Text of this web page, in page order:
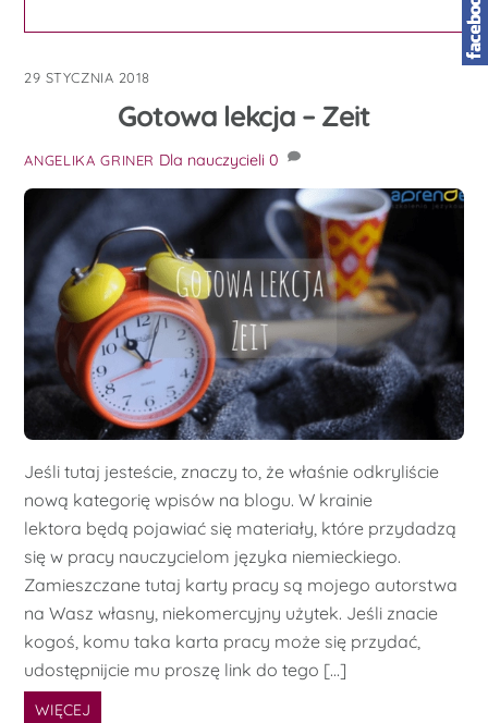
29 STYCZNIA 2018
Gotowa lekcja – Zeit
ANGELIKA GRINER Dla nauczycieli 0
Jeśli tutaj jesteście, znaczy to, że właśnie odkryliście
nową kategorię wpisów na blogu. W krainie
lektora będą pojawiać się materiały, które przydadzą
się w pracy nauczycielom języka niemieckiego.
Zamieszczane tutaj karty pracy są mojego autorstwa
na Wasz własny, niekomercyjny użytek. Jeśli znacie
kogoś, komu taka karta pracy może się przydać,
udostępnijcie mu proszę link do tego […]
WIĘCEJ